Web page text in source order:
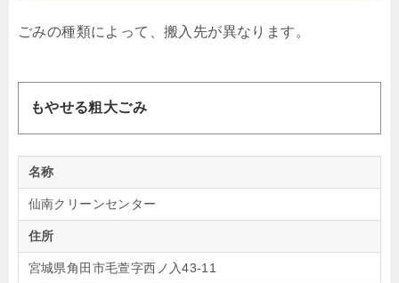
ごみの種類によって、搬入先が異なります。
もやせる粗大ごみ
名称
仙南クリーンセンター
住所
宮城県角田市毛萱字西ノ入43-11